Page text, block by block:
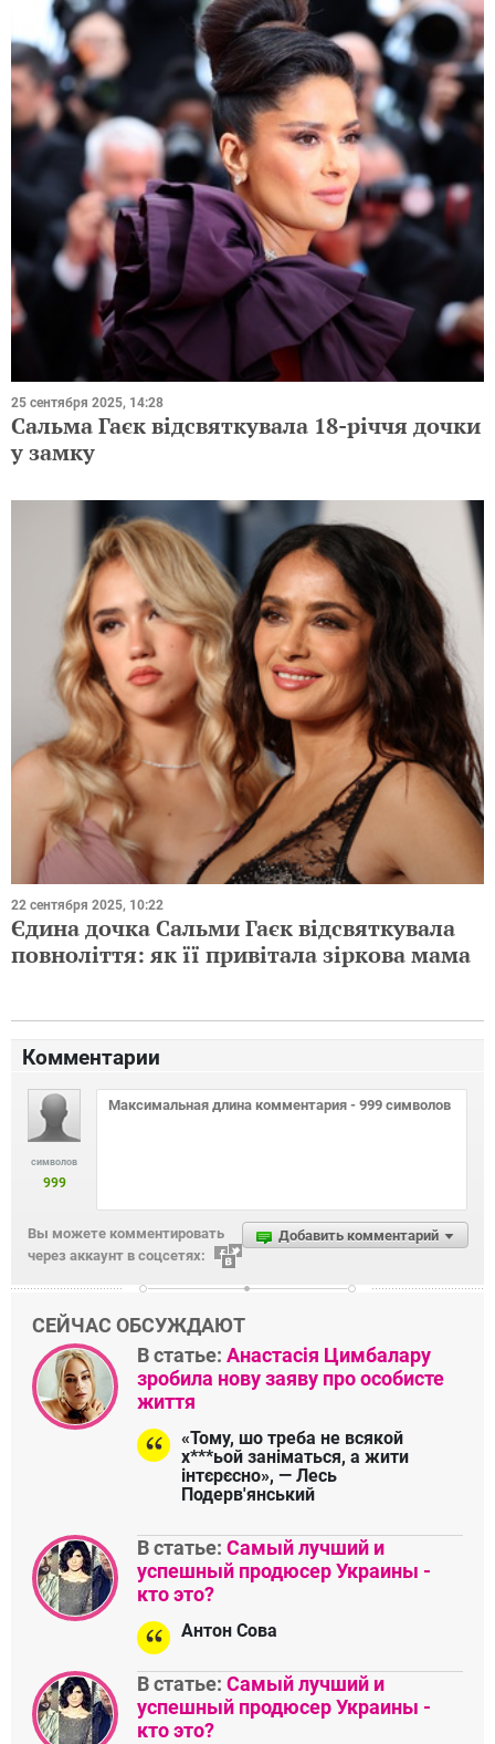
25 сентября 2025, 14:28
Сальма Гаєк відсвяткувала 18-річчя дочки
у замку
22 сентября 2025, 10:22
Єдина дочка Сальми Гаєк відсвяткувала
повноліття: як її привітала зіркова мама
Комментарии
символов
999
Добавить комментарий
Вы можете комментировать
через аккаунт в соцсетях:
СЕЙЧАС ОБСУЖДАЮТ
В статье: Анастасія Цимбалару
зробила нову заяву про особисте
життя
«Тому, шо треба не всякой
х***ьой заніматься, а жити
інтєрєсно», — Лесь
Подерв'янський
В статье: Самый лучший и
успешный продюсер Украины -
кто это?
Антон Сова
В статье: Самый лучший и
успешный продюсер Украины -
кто это?